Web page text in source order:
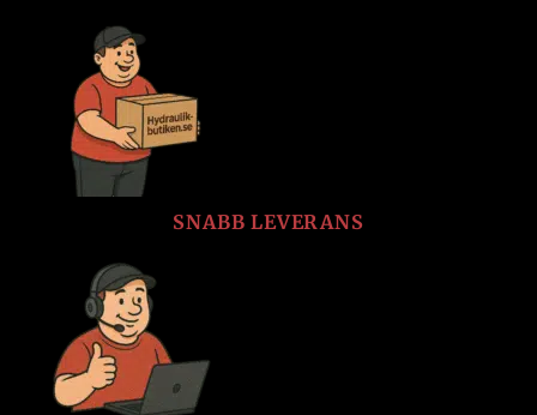
SNABB LEVERANS